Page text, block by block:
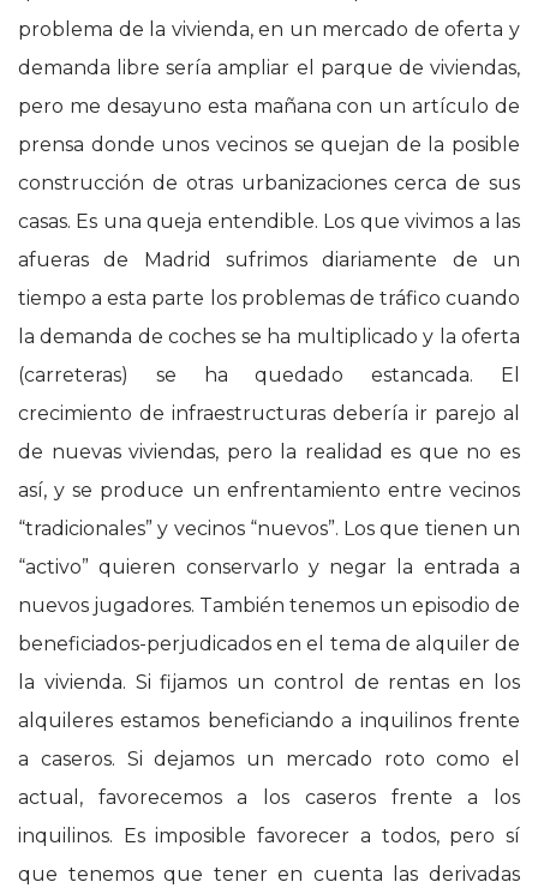
problema de la vivienda, en un mercado de oferta y
demanda libre sería ampliar el parque de viviendas,
pero me desayuno esta mañana con un artículo de
prensa donde unos vecinos se quejan de la posible
construcción de otras urbanizaciones cerca de sus
casas. Es una queja entendible. Los que vivimos a las
afueras de Madrid sufrimos diariamente de un
tiempo a esta parte los problemas de tráfico cuando
la demanda de coches se ha multiplicado y la oferta
(carreteras) se ha quedado estancada. El
crecimiento de infraestructuras debería ir parejo al
de nuevas viviendas, pero la realidad es que no es
así, y se produce un enfrentamiento entre vecinos
“tradicionales” y vecinos “nuevos”. Los que tienen un
“activo” quieren conservarlo y negar la entrada a
nuevos jugadores. También tenemos un episodio de
beneficiados-perjudicados en el tema de alquiler de
la vivienda. Si fijamos un control de rentas en los
alquileres estamos beneficiando a inquilinos frente
a caseros. Si dejamos un mercado roto como el
actual, favorecemos a los caseros frente a los
inquilinos. Es imposible favorecer a todos, pero sí
que tenemos que tener en cuenta las derivadas